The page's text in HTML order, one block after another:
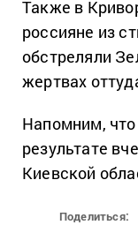
Также в
россияне из
обстреляли
жертвах
Напомним,
результате
Киевской
Поделиться: